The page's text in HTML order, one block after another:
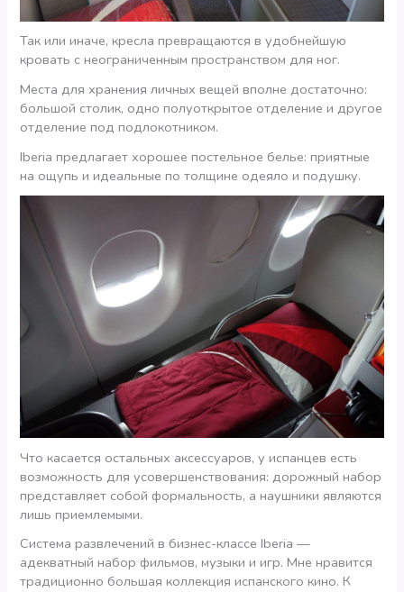
Так или иначе, кресла превращаются в удобнейшую
кровать с неограниченным пространством для ног.
Места для хранения личных вещей вполне достаточно:
большой столик, одно полуоткрытое отделение и другое
отделение под подлокотником.
Iberia предлагает хорошее постельное белье: приятные
на ощупь и идеальные по толщине одеяло и подушку.
Что касается остальных аксессуаров, у испанцев есть
возможность для усовершенствования: дорожный набор
представляет собой формальность, а наушники являются
лишь приемлемыми.
Система развлечений в бизнес-классе Iberia —
адекватный набор фильмов, музыки и игр. Мне нравится
традиционно большая коллекция испанского кино. К